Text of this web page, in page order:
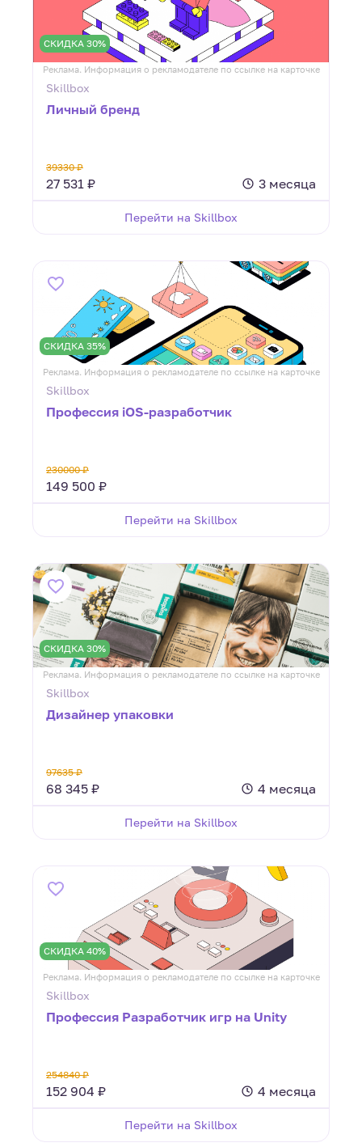
СКИДКА 30%
Реклама. Информация о рекламодателе по ссылке на карточке
Skillbox
Личный бренд
39330 ₽
27 531 ₽ 3 месяца
Перейти на Skillbox
СКИДКА 35%
Реклама. Информация о рекламодателе по ссылке на карточке
Skillbox
Профессия iOS-разработчик
230000 ₽
149 500 ₽
Перейти на Skillbox
СКИДКА 30%
Реклама. Информация о рекламодателе по ссылке на карточке
Skillbox
Дизайнер упаковки
97635 ₽
68 345 ₽ 4 месяца
Перейти на Skillbox
СКИДКА 40%
Реклама. Информация о рекламодателе по ссылке на карточке
Skillbox
Профессия Разработчик игр на Unity
254840 ₽
152 904 ₽ 4 месяца
Перейти на Skillbox